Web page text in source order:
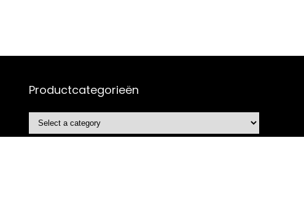
Productcategorieën